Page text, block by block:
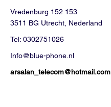
Vredenburg 152 153
3511 BG Utrecht, Nederland
Tel: 0302751026
Info@blue-phone.nl
arsalan_telecom@hotmail.com